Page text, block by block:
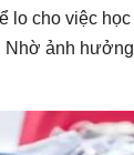
cho việc
ảnh